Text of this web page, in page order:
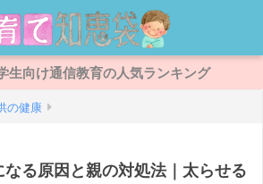
生向け通信教育の人気ランキング
の健康
る原因と親の対処法｜太らせる